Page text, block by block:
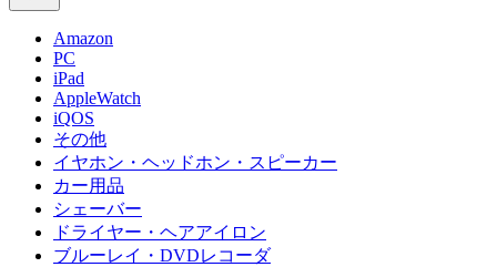
Amazon
PC
iPad
AppleWatch
iQOS
その他
イヤホン・ヘッドホン・スピーカー
カー用品
シェーバー
ドライヤー・ヘアアイロン
ブルーレイ・DVDレコーダ